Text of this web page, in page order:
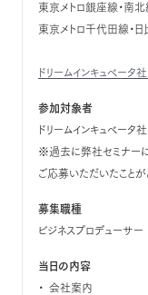
東京メトロ銀座線・南
東京メトロ千代田線・日
ドリームインキュベータ
参加対象者
ドリームインキュベー
※過去に弊社セミナー
ご応募いただいたことが
募集職種
ビジネスプロデューサー
当日の内容
会社案内